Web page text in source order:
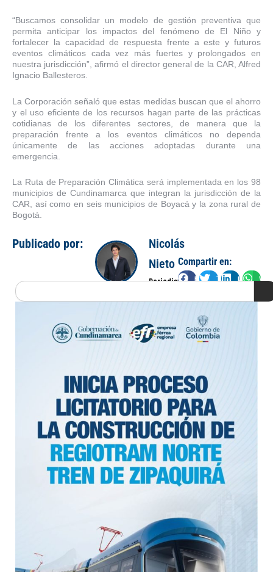
“Buscamos consolidar un modelo de gestión preventiva que
permita anticipar los impactos del fenómeno de El Niño y
fortalecer la capacidad de respuesta frente a este y futuros
eventos climáticos cada vez más fuertes y prolongados en
nuestra jurisdicción”, afirmó el director general de la CAR, Alfred
Ignacio Ballesteros.
La Corporación señaló que estas medidas buscan que el ahorro
y el uso eficiente de los recursos hagan parte de las prácticas
cotidianas de los diferentes sectores, de manera que la
preparación frente a los eventos climáticos no dependa
únicamente de las acciones adoptadas durante una
emergencia.
La Ruta de Preparación Climática será implementada en los 98
municipios de Cundinamarca que integran la jurisdicción de la
CAR, así como en seis municipios de Boyacá y la zona rural de
Bogotá.
Publicado por:
Nicolás
Nieto
Periodista
Compartir en:
FacebookTwitterLinkedIn
Search